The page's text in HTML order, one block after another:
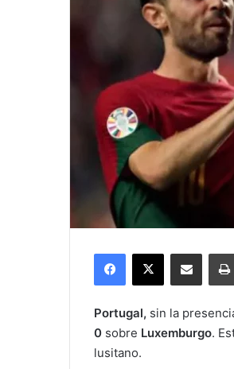
Facebook
X Compartir por
Portugal, sin la
0 sobre Luxemburgo.
lusitano.